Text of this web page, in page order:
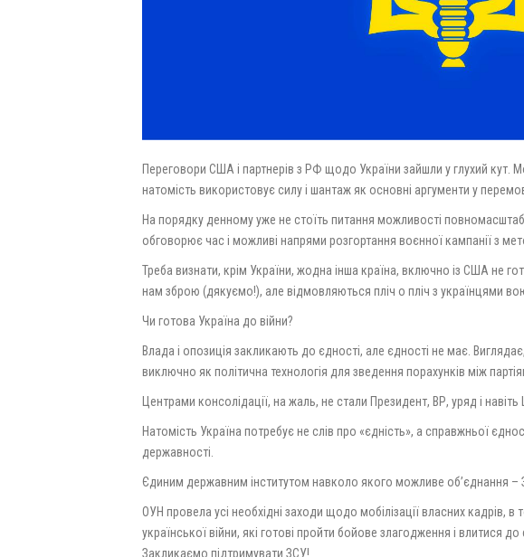
Переговори США і партнерів з РФ щодо України зайшли у глухий кут.
натомість використовує силу і шантаж як основні аргументи у
На порядку денному уже не стоїть питання можливості
обговорює час і можливі напрями розгортання воєнної кампанії з
Треба визнати, крім України, жодна інша країна, включно із США не
нам зброю (дякуємо!), але відмовляються пліч о пліч з українцями
Чи готова Україна до війни?
Влада і опозиція закликають до єдності, але єдності не має.
виключно як політична технологія для зведення порахунків між
Центрами консолідації, на жаль, не стали Президент, ВР, уряд і
Натомість Україна потребує не слів про «єдність», а справжньої
державності.
Єдиним державним інститутом навколо якого можливе об’єднання –
ОУН провела усі необхідні заходи щодо мобілізації власних кадрів,
української війни, які готові пройти бойове злагодження і влитися
Закликаємо підтримувати ЗСУ!